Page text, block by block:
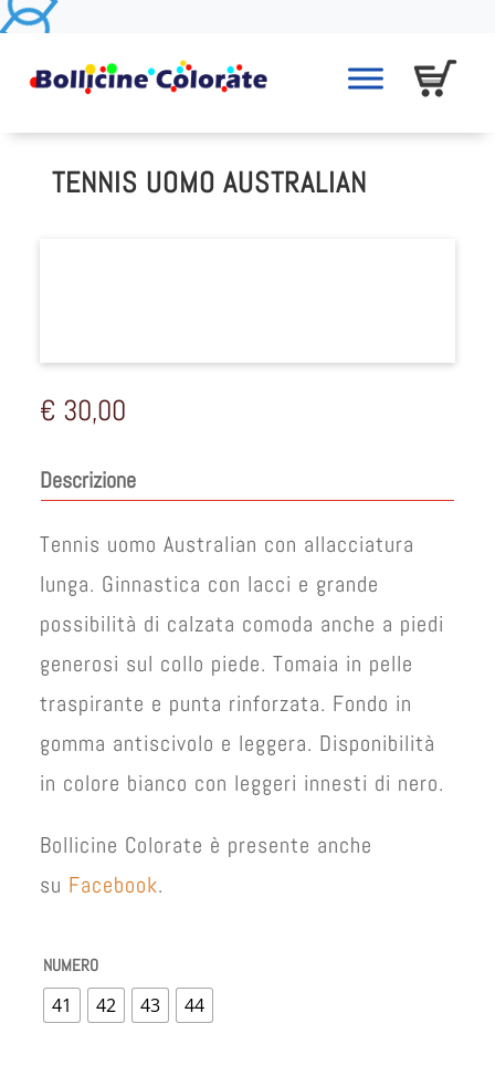
TENNIS UOMO AUSTRALIAN
€ 30,00
Descrizione
Tennis uomo Australian con allacciatura
lunga. Ginnastica con lacci e grande
possibilità di calzata comoda anche a piedi
generosi sul collo piede. Tomaia in pelle
traspirante e punta rinforzata. Fondo in
gomma antiscivolo e leggera. Disponibilità
in colore bianco con leggeri innesti di nero.
Bollicine Colorate è presente anche
su Facebook.
NUMERO
41 42 43 44